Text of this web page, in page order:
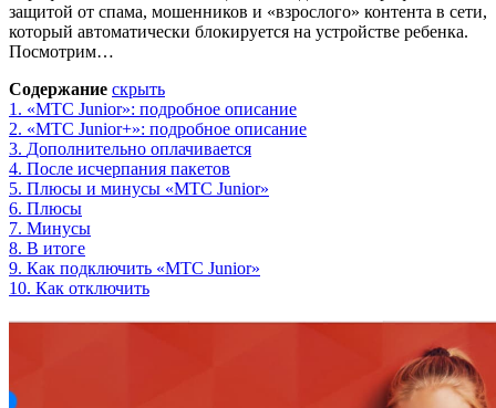
защитой от спама, мошенников и «взрослого» контента в сети,
который автоматически блокируется на устройстве ребенка.
Посмотрим…
Содержание скрыть
1. «МТС Junior»: подробное описание
2. «МТС Junior+»: подробное описание
3. Дополнительно оплачивается
4. После исчерпания пакетов
5. Плюсы и минусы «МТС Junior»
6. Плюсы
7. Минусы
8. В итоге
9. Как подключить «МТС Junior»
10. Как отключить